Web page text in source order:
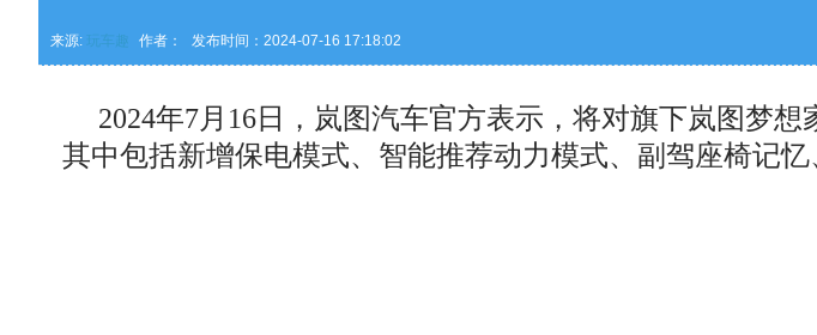
来源: 玩车趣 作者： 发布时间：2024-07-16 17:18:02
2024年7月16日，岚图汽车官方表示，将对旗下岚图梦想
其中包括新增保电模式、智能推荐动力模式、副驾座椅记忆